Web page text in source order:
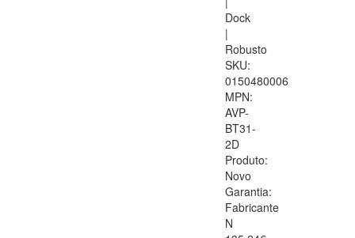
Dock
|
Robusto
SKU:
0150480006
MPN:
AVP-
BT31-
2D
Produto:
Novo
Garantia:
Fabricante
N